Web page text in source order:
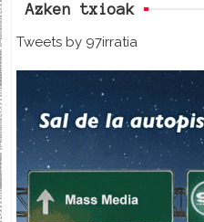
Azken txioak
Tweets by 97irratia